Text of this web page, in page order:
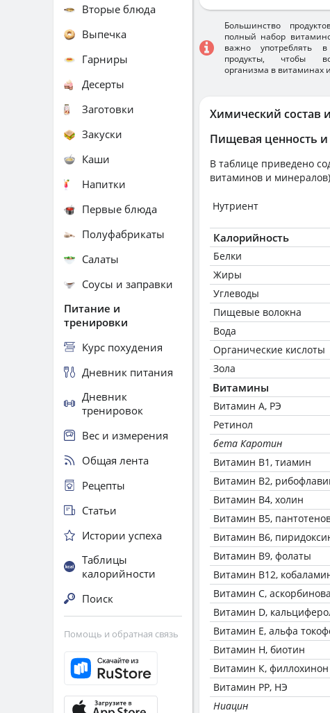
Химический состав
Пищевая ценность
В таблице приведено
витаминов и
Нутриент
Калорийность
Белки
Жиры
Углеводы
Пищевые волокна
Вода
Органические кислоты
Зола
Витамины
Витамин А, РЭ
Ретинол
бета Каротин
Витамин В1, тиамин
Витамин В2,
Витамин В4, холин
Витамин В5,
Витамин В6,
Витамин В9, фолаты
Витамин В12,
Витамин C,
Витамин D,
Витамин Е, альфа
Витамин Н, биотин
Витамин К, филлохинон
Витамин РР, НЭ
Ниацин
Большинство
полный набор
важно употреблять
продукты, чтобы
организма в витаминах
Вторые блюда
Выпечка
Гарниры
Десерты
Заготовки
Закуски
Каши
Напитки
Первые блюда
Полуфабрикаты
Салаты
Соусы и заправки
Питание и
тренировки
Курс похудения
Дневник питания
Дневник
тренировок
Вес и измерения
Общая лента
Рецепты
Статьи
Истории успеха
Таблицы
калорийности
Поиск
Помощь и обратная связь